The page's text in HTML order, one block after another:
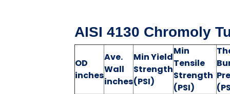
AISI 4130 Chromoly
OD
inches
Ave.
Wall
inches
Min Yield
Strength
(PSI)
Min
Tensile
Strength
(PSI)